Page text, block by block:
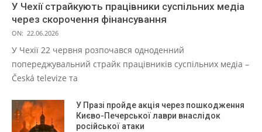
У Чехії страйкують працівники суспільних медіа
через скорочення фінансування
ON: 22.06.2026
У Чехії 22 червня розпочався одноденний
попереджувальний страйк працівників суспільних медіа –
Česká televize та
У Празі пройде акція через пошкодження
Києво-Печерської лаври внаслідок
російської атаки